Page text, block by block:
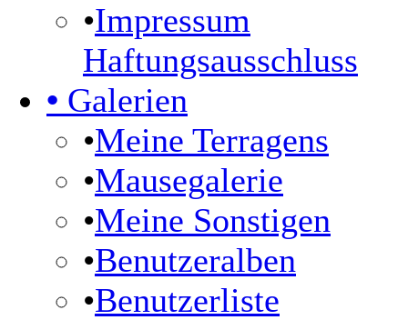
•Impressum
Haftungsausschluss
• Galerien
•Meine Terragens
•Mausegalerie
•Meine Sonstigen
•Benutzeralben
•Benutzerliste